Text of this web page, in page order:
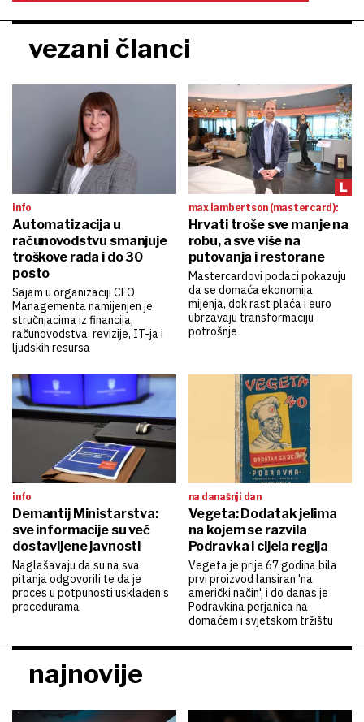
vezani članci
info
Automatizacija u
računovodstvu smanjuje
troškove rada i do 30
posto
Sajam u organizaciji CFO
Managementa namijenjen je
stručnjacima iz financija,
računovodstva, revizije, IT-ja i
ljudskih resursa
max lambertson (mastercard):
Hrvati troše sve manje na
robu, a sve više na
putovanja i restorane
Mastercardovi podaci pokazuju
da se domaća ekonomija
mijenja, dok rast plaća i euro
ubrzavaju transformaciju
potrošnje
info
Demantij Ministarstva:
sve informacije su već
dostavljene javnosti
Naglašavaju da su na sva
pitanja odgovorili te da je
proces u potpunosti usklađen s
procedurama
na današnji dan
Vegeta: Dodatak jelima
na kojem se razvila
Podravka i cijela regija
Vegeta je prije 67 godina bila
prvi proizvod lansiran 'na
američki način', i do danas je
Podravkina perjanica na
domaćem i svjetskom tržištu
najnovije